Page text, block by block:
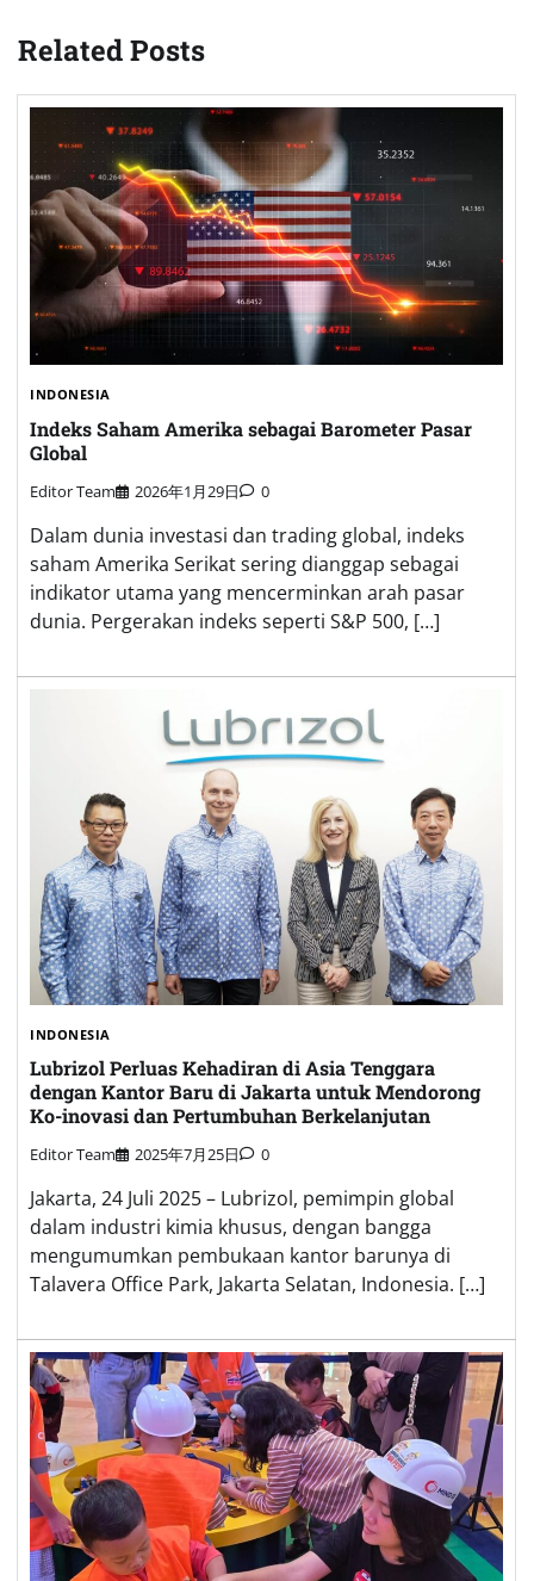
Related Posts
INDONESIA
Indeks Saham Amerika sebagai Barometer Pasar
Global
Editor Team 2026年1月29日 0
Dalam dunia investasi dan trading global, indeks
saham Amerika Serikat sering dianggap sebagai
indikator utama yang mencerminkan arah pasar
dunia. Pergerakan indeks seperti S&P 500, […]
INDONESIA
Lubrizol Perluas Kehadiran di Asia Tenggara
dengan Kantor Baru di Jakarta untuk Mendorong
Ko-inovasi dan Pertumbuhan Berkelanjutan
Editor Team 2025年7月25日 0
Jakarta, 24 Juli 2025 – Lubrizol, pemimpin global
dalam industri kimia khusus, dengan bangga
mengumumkan pembukaan kantor barunya di
Talavera Office Park, Jakarta Selatan, Indonesia. […]